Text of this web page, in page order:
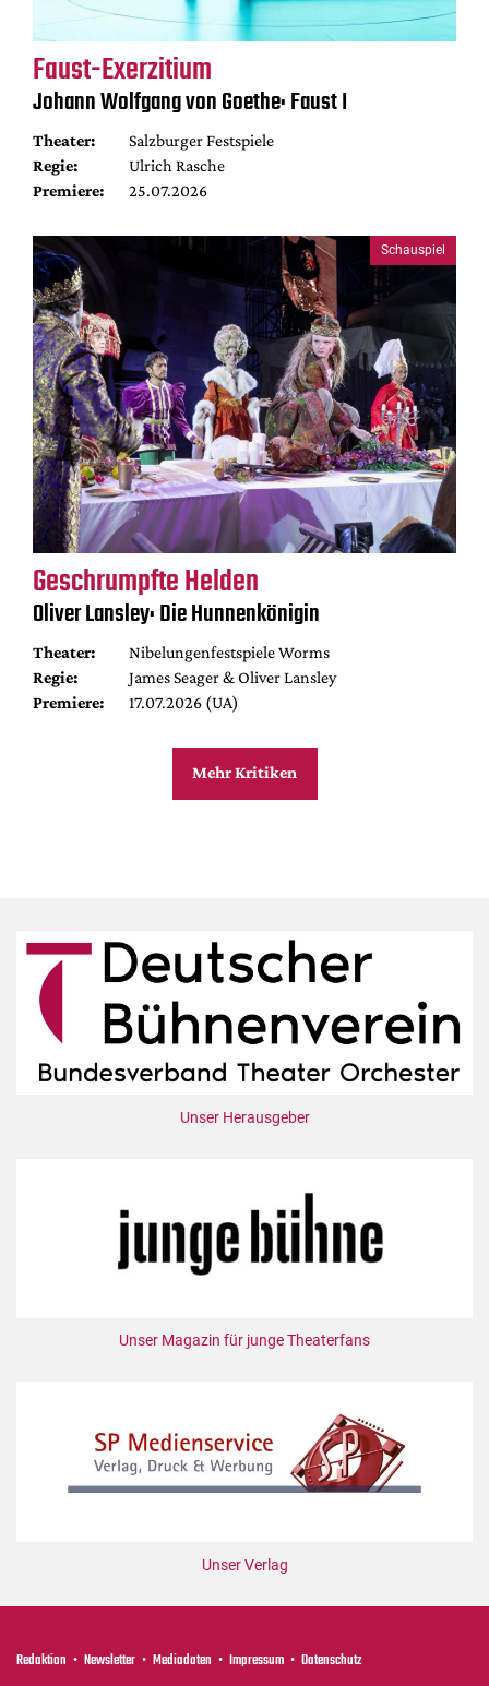
Faust-Exerzitium
Johann Wolfgang von Goethe: Faust I
Theater:
Salzburger Festspiele
Regie:
Ulrich Rasche
Premiere:
25.07.2026
Schauspiel
Geschrumpfte Helden
Oliver Lansley: Die Hunnenkönigin
Theater:
Nibelungenfestspiele Worms
Regie:
James Seager & Oliver Lansley
Premiere:
17.07.2026 (UA)
Mehr Kritiken
Unser Herausgeber
Unser Magazin für junge Theaterfans
Unser Verlag
Redaktion Newsletter Mediadaten Impressum Datenschutz